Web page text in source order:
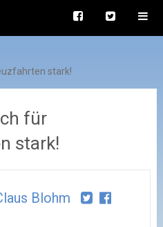
stark!
für
stark!
Blohm